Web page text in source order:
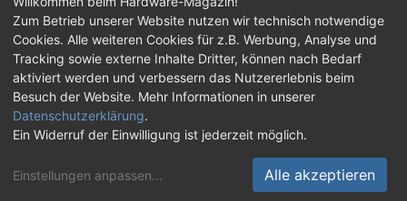
Impressum| Kontakt |Jobs |Datenschutz |
Consent‑Einstellungen |Haftungsausschluss
Feed Facebook
Twitch
Discord
© Copyright 2001 - 2026 Hardware-Magazin
Zum Betrieb unserer Website nutzen wir technisch notwendige
Cookies. Alle weiteren Cookies für z.B. Werbung, Analyse und
Tracking sowie externe Inhalte Dritter, können nach Bedarf
aktiviert werden und verbessern das Nutzererlebnis beim
Besuch der Website. Mehr Informationen in unserer
Datenschutzerklärung.
Ein Widerruf der Einwilligung ist jederzeit möglich.
Einstellungen anpassen... Alle akzeptieren